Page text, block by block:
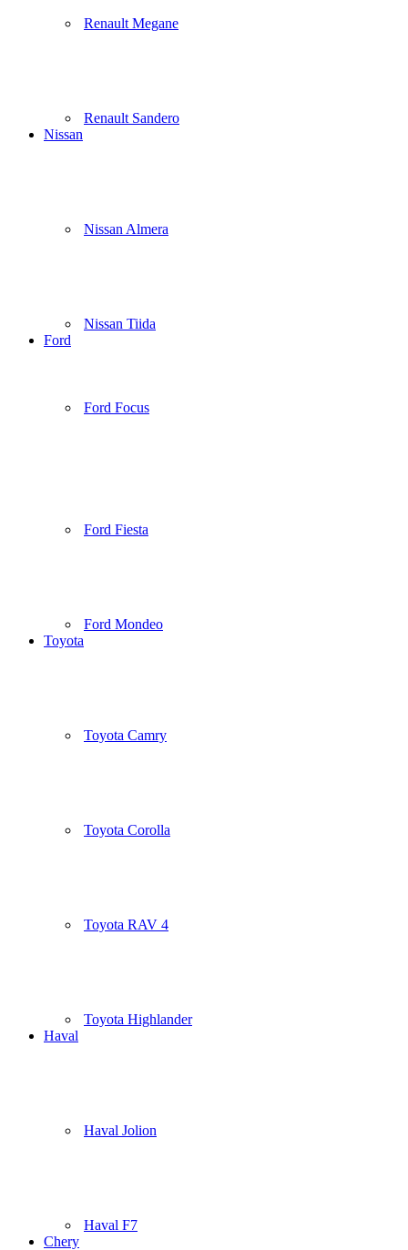
Renault Megane
Renault Sandero
Nissan
Nissan Almera
Nissan Tiida
Ford
Ford Focus
Ford Fiesta
Ford Mondeo
Toyota
Toyota Camry
Toyota Corolla
Toyota RAV 4
Toyota Highlander
Haval
Haval Jolion
Haval F7
Chery